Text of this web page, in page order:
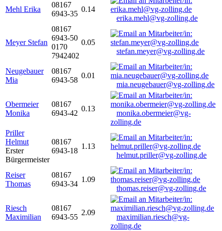
Mehl Erika
08167
6943-35
0.14
erika.mehl@vg-zolling.de
Meyer Stefan
08167
6943-50
0170
7942402
0.05
stefan.meyer@vg-zolling.de
Neugebauer
Mia
08167
6943-58
0.01
mia.neugebauer@vg-zolling.de
Obermeier
Monika
08167
6943-42
0.13
monika.obermeier@vg-
zolling.de
Priller
Helmut
Erster
Bürgermeister
08167
6943-18
1.13
helmut.priller@vg-zolling.de
Reiser
Thomas
08167
6943-34
1.09
thomas.reiser@vg-zolling.de
Riesch
Maximilian
08167
6943-55
2.09
maximilian.riesch@vg-
zolling.de